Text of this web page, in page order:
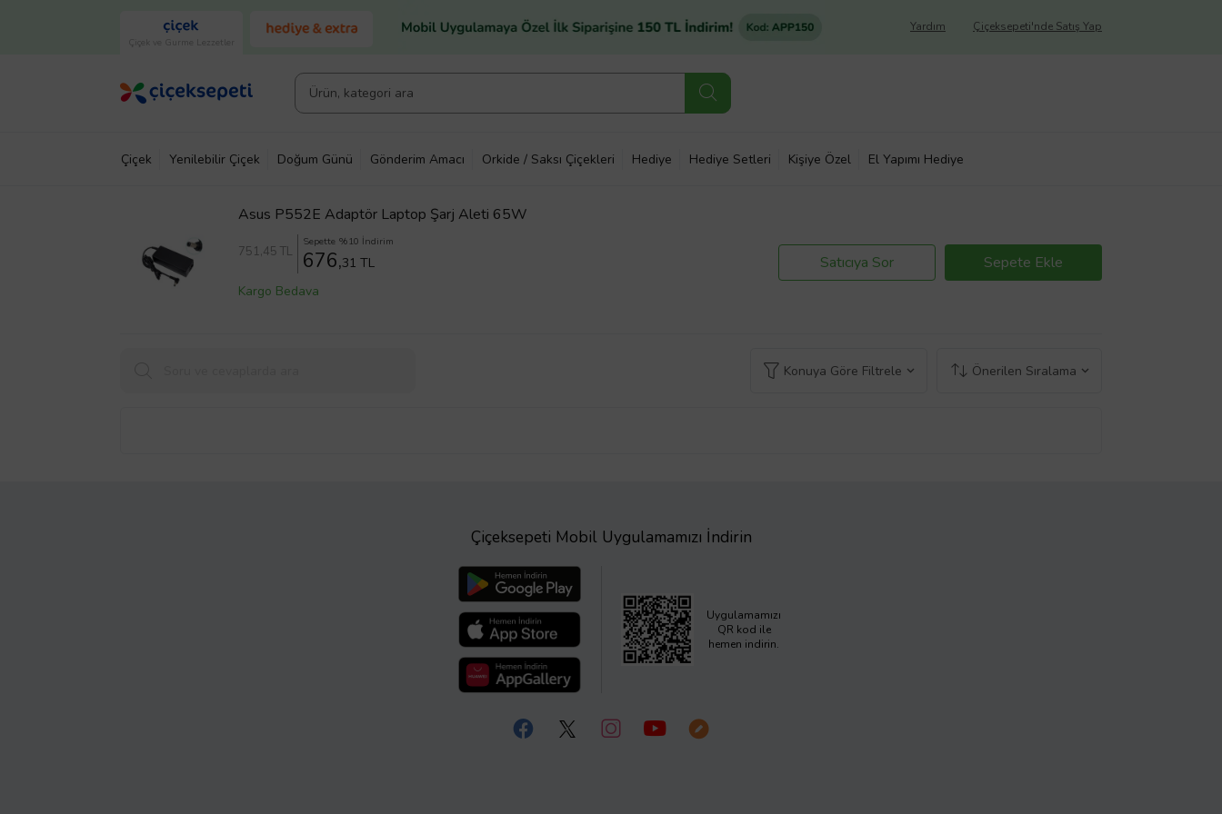
Çiçek ve Gurme Lezzetler
Çiçeksepeti'nde Satış Yap
Yardım
Çiçek Yenilebilir Çiçek Doğum Günü Gönderim Amacı Orkide / Saksı Çiçekleri Hediye Hediye Setleri Kişiye Özel El Yapımı Hediye
Asus P552E Adaptör Laptop Şarj Aleti 65W
751,45 TL
Sepette %10 İndirim
676,31 TL
Kargo Bedava
Satıcıya Sor Sepete Ekle
Konuya Göre Filtrele Önerilen Sıralama
Çiçeksepeti Mobil Uygulamamızı İndirin
Uygulamamızı
QR kod ile
hemen indirin.